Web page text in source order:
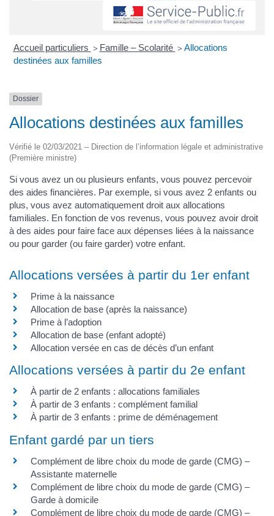
Accueil particuliers > Famille – Scolarité > Allocations
destinées aux familles
Dossier
Allocations destinées aux familles
Vérifié le 02/03/2021 – Direction de l’information légale et administrative
(Première ministre)
Si vous avez un ou plusieurs enfants, vous pouvez percevoir
des aides financières. Par exemple, si vous avez 2 enfants ou
plus, vous avez automatiquement droit aux allocations
familiales. En fonction de vos revenus, vous pouvez avoir droit
à des aides pour faire face aux dépenses liées à la naissance
ou pour garder (ou faire garder) votre enfant.
Allocations versées à partir du 1er enfant
Prime à la naissance
Allocation de base (après la naissance)
Prime à l’adoption
Allocation de base (enfant adopté)
Allocation versée en cas de décès d’un enfant
Allocations versées à partir du 2e enfant
À partir de 2 enfants : allocations familiales
À partir de 3 enfants : complément familial
À partir de 3 enfants : prime de déménagement
Enfant gardé par un tiers
Complément de libre choix du mode de garde (CMG) –
Assistante maternelle
Complément de libre choix du mode de garde (CMG) –
Garde à domicile
Complément de libre choix du mode de garde (CMG) –